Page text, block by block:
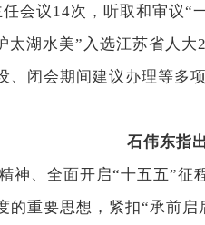
会议14次，听取和审议
太湖水美”入选江苏省人
闭会期间建议办理等多
石伟东指出
、全面开启“十五五”征
重要思想，紧扣“承前